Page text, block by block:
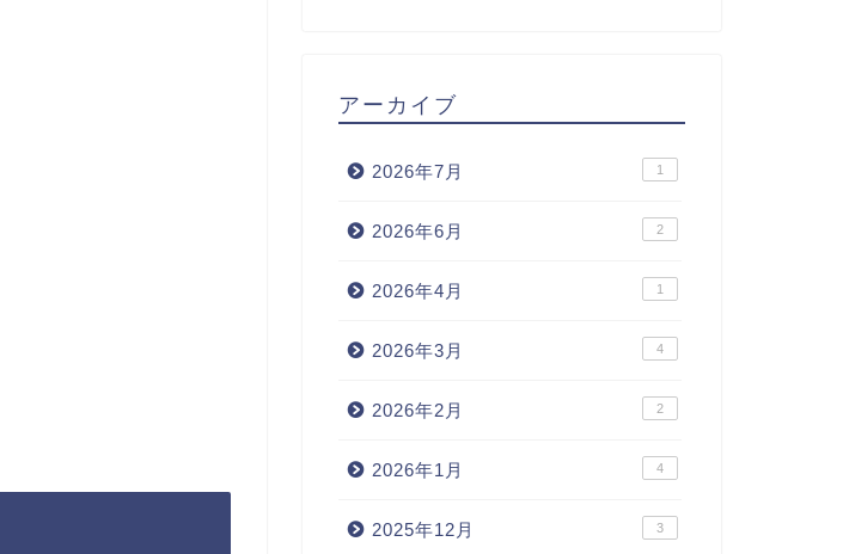
アーカイブ
2026年7月 1
2026年6月 2
2026年4月 1
2026年3月 4
2026年2月 2
2026年1月 4
2025年12月 3